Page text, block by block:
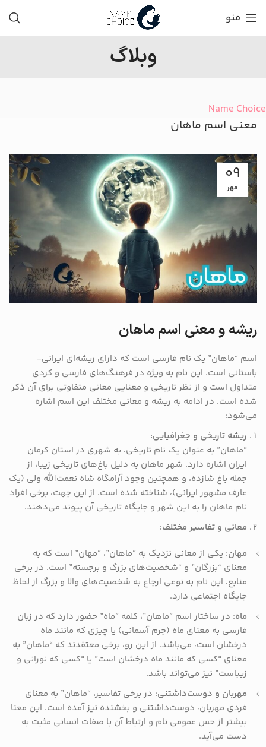
منو
وبلاگ
Name Choice
معنی اسم ماهان
09
مهر
ریشه و معنی اسم ماهان
اسم “ماهان” یک نام فارسی است که دارای ریشه‌ای ایرانی-
باستانی است. این نام به ویژه در فرهنگ‌های فارسی و کردی
متداول است و از نظر تاریخی و معنایی معانی متفاوتی برای آن ذکر
شده است. در ادامه به ریشه و معانی مختلف این اسم اشاره
می‌شود:
ریشه تاریخی و جغرافیایی:
“ماهان” به عنوان یک نام تاریخی، به شهری در استان کرمان
ایران اشاره دارد. شهر ماهان به دلیل باغ‌های تاریخی زیبا، از
جمله باغ شازده، و همچنین وجود آرامگاه شاه نعمت‌الله ولی (یک
عارف مشهور ایرانی)، شناخته شده است. از این جهت، برخی افراد
نام ماهان را به این شهر و جایگاه تاریخی آن پیوند می‌دهند.
معانی و تفاسیر مختلف:
مهان: یکی از معانی نزدیک به “ماهان”، “مهان” است که به
معنای “بزرگان” و “شخصیت‌های بزرگ و برجسته” است. در برخی
منابع، این نام به نوعی ارجاع به شخصیت‌های والا و بزرگ از لحاظ
جایگاه اجتماعی دارد.
ماه: در ساختار اسم “ماهان”، کلمه “ماه” حضور دارد که در زبان
فارسی به معنای ماه (جرم آسمانی) یا چیزی که مانند ماه
درخشان است، می‌باشد. از این رو، برخی معتقدند که “ماهان” به
معنای “کسی که مانند ماه درخشان است” یا “کسی که نورانی و
زیباست” نیز می‌تواند باشد.
مهربان و دوست‌داشتنی: در برخی تفاسیر، “ماهان” به معنای
فردی مهربان، دوست‌داشتنی و بخشنده نیز آمده است. این معنا
بیشتر از حس عمومی نام و ارتباط آن با صفات انسانی مثبت به
دست می‌آید.